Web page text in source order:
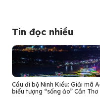
Tin đọc nhiều
Cầu đi bộ Ninh Kiều: Giải mã
biểu tượng “sống ảo” Cần Thơ